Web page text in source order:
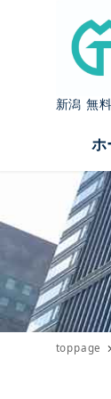
新潟 無
ホ
toppage